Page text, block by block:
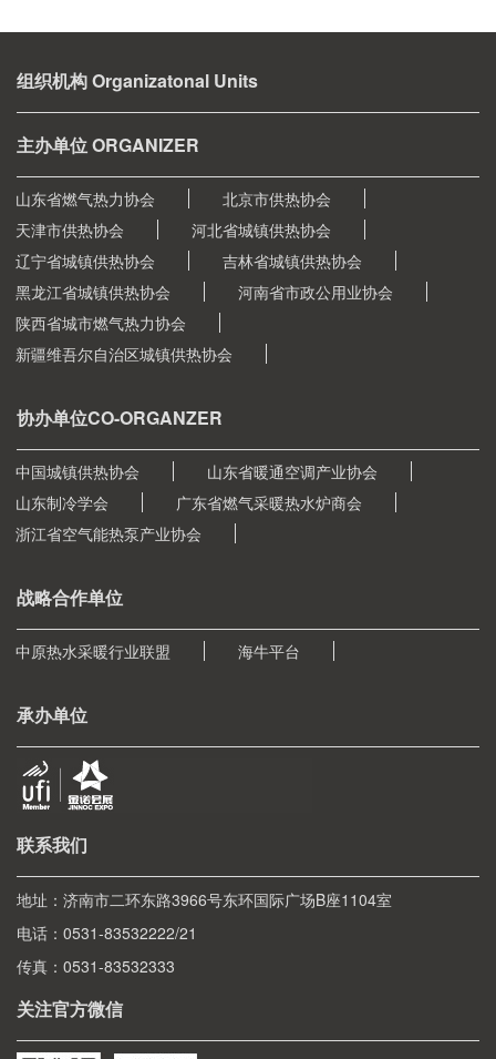
组织机构 Organizatonal Units
主办单位 ORGANIZER
山东省燃气热力协会
北京市供热协会
天津市供热协会
河北省城镇供热协会
辽宁省城镇供热协会
吉林省城镇供热协会
黑龙江省城镇供热协会
河南省市政公用业协会
陕西省城市燃气热力协会
新疆维吾尔自治区城镇供热协会
协办单位CO-ORGANZER
中国城镇供热协会
山东省暖通空调产业协会
山东制冷学会
广东省燃气采暖热水炉商会
浙江省空气能热泵产业协会
战略合作单位
中原热水采暖行业联盟 海牛平台
承办单位
联系我们
地址：济南市二环东路3966号东环国际广场B座1104室
电话：0531-83532222/21
传真：0531-83532333
关注官方微信